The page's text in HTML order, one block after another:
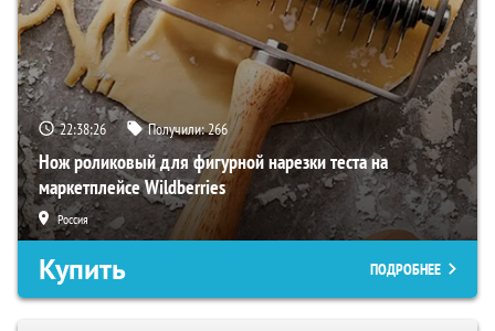
22:38:25 Получили:266
Нож роликовый для фигурной нарезки теста на
маркетплейсе Wildberries
Россия
Купить ПОДРОБНЕЕ